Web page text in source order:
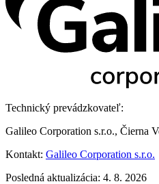
Technický prevádzkovateľ:
Galileo Corporation s.r.o., Čierna
Kontakt: Galileo Corporation s.r.o.
Posledná aktualizácia: 4. 8. 2026